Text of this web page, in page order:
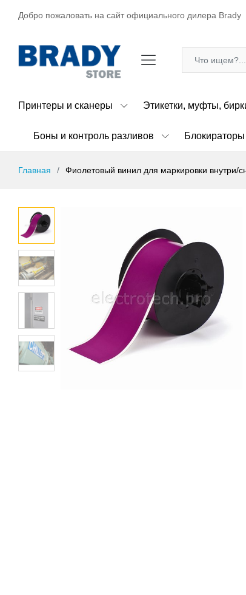
Добро пожаловать на сайт официального дилера Brady
Принтеры и сканеры Этикетки, муфты,
Боны и контроль разливов Блокираторы
Главная Фиолетовый винил для маркировки